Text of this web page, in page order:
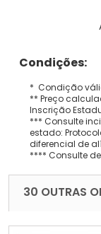
Condições:
* Condição
** Preço
Inscrição
*** Consulte
estado:
diferencial de
**** Consulte
30 OUTRAS